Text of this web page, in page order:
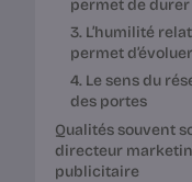
permet de durer
3. L’humilité
permet d’évoluer
4. Le sens du
des portes
Qualités souvent
directeur
publicitaire